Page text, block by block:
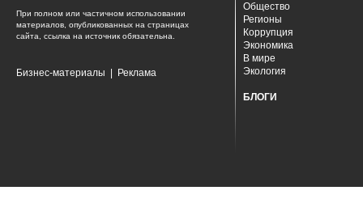
При полном или частичном использовании
материалов, опубликованных на страницах
сайта, ссылка на источник обязательна.
Бизнес-материалы Реклама
Общество
Регионы
Коррупция
Экономика
В мире
Экология
БЛОГИ